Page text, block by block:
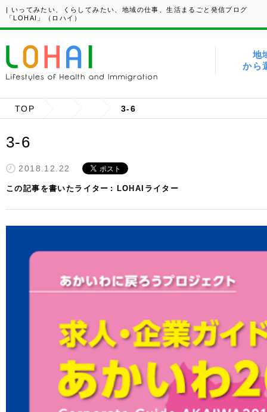
| いってみたい、くらしてみたい、地域の仕事、生活まるごと発信ブログ
「LOHAI」（ロハイ）
地
から
TOP 3-6
3-6
2018.12.22
この記事を書いたライター LOHAIライター